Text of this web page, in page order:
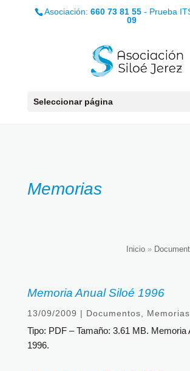
Asociación:660 73 81 55 - Prueba
09
Seleccionar página
Memorias
Inicio »
Memoria Anual Siloé 1996
13/09/2009 | Documentos Memorias
Tipo: PDF – Tamaño: 3.61 MB. Memoria
1996.